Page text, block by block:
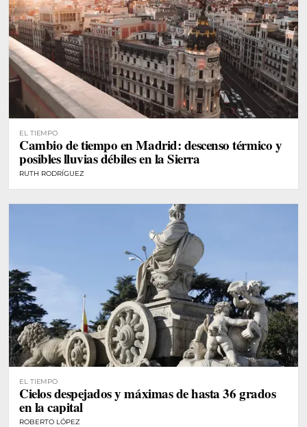
EL TIEMPO
Cambio de tiempo en Madrid: descenso térmico y
posibles lluvias débiles en la Sierra
RUTH RODRÍGUEZ
EL TIEMPO
Cielos despejados y máximas de hasta 36 grados
en la capital
ROBERTO LÓPEZ